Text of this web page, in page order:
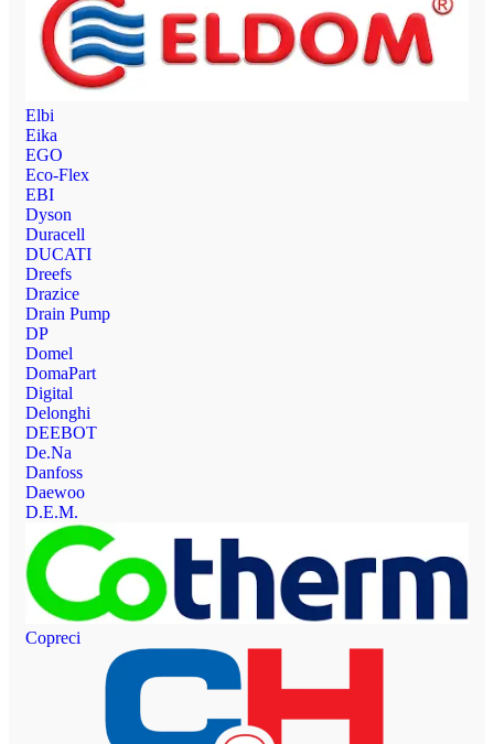
Elbi
Eika
EGO
Eco-Flex
EBI
Dyson
Duracell
DUCATI
Dreefs
Drazice
Drain Pump
DP
Domel
DomaPart
Digital
Delonghi
DEEBOT
De.Na
Danfoss
Daewoo
D.E.M.
Copreci